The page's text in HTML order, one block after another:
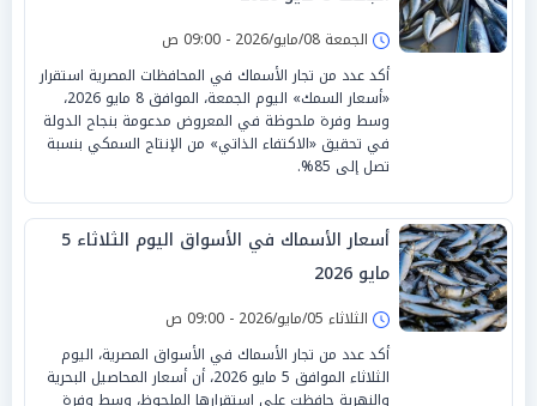
الجمعة 08/مايو/2026 - 09:00 ص
أكد عدد من تجار الأسماك في المحافظات المصرية استقرار
«أسعار السمك» اليوم الجمعة، الموافق 8 مايو 2026،
وسط وفرة ملحوظة في المعروض مدعومة بنجاح الدولة
في تحقيق «الاكتفاء الذاتي» من الإنتاج السمكي بنسبة
تصل إلى 85%.
أسعار الأسماك في الأسواق اليوم الثلاثاء 5
مايو 2026
الثلاثاء 05/مايو/2026 - 09:00 ص
أكد عدد من تجار الأسماك في الأسواق المصرية، اليوم
الثلاثاء الموافق 5 مايو 2026، أن أسعار المحاصيل البحرية
والنهرية حافظت على استقرارها الملحوظ، وسط وفرة